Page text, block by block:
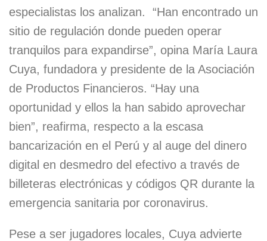
especialistas los analizan. “Han encontrado un
sitio de regulación donde pueden operar
tranquilos para expandirse”, opina María Laura
Cuya, fundadora y presidente de la Asociación
de Productos Financieros. “Hay una
oportunidad y ellos la han sabido aprovechar
bien”, reafirma, respecto a la escasa
bancarización en el Perú y al auge del dinero
digital en desmedro del efectivo a través de
billeteras electrónicas y códigos QR durante la
emergencia sanitaria por coronavirus.
Pese a ser jugadores locales, Cuya advierte